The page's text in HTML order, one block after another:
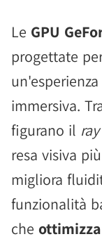
Le GPU
progettate
immersiva.
figurano il
resa visiva
migliora
funzionalità
che